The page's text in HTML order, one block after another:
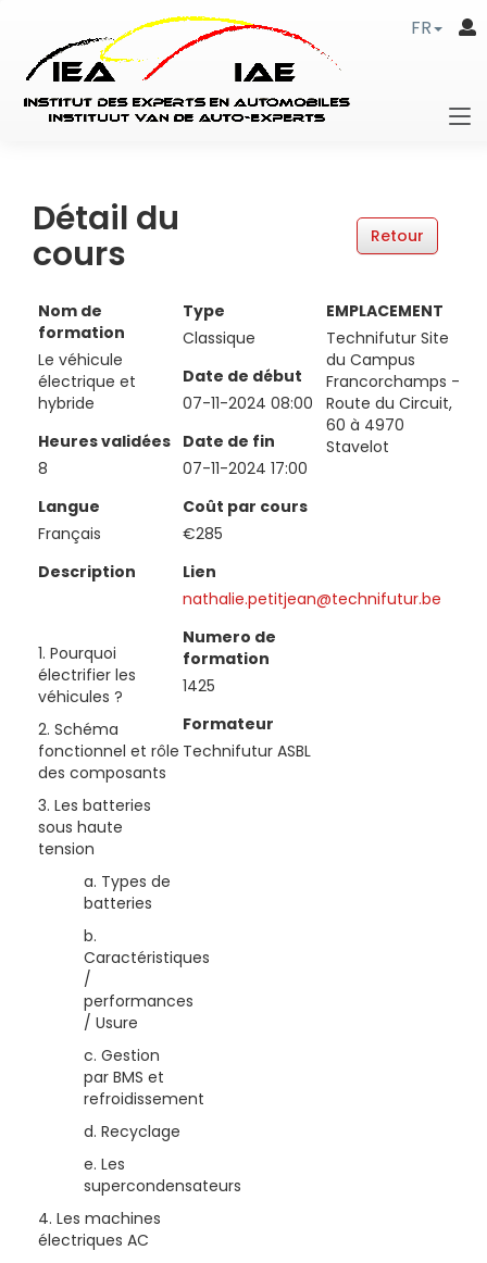
FR
Détail du
cours
Nom de
formation
Le véhicule
électrique et
hybride
Heures validées
8
Langue
Français
Description
1. Pourquoi
électrifier les
véhicules ?
2. Schéma
fonctionnel et rôle
des composants
3. Les batteries
sous haute
tension
a. Types de
batteries
b.
Caractéristiques
/
performances
/ Usure
c. Gestion
par BMS et
refroidissement
d. Recyclage
e. Les
supercondensateurs
4. Les machines
électriques AC
Type
Classique
Date de début
07-11-2024 08:00
Date de fin
07-11-2024 17:00
Coût par cours
€285
Lien
nathalie.petitjean@technifutur.be
Numero de
formation
1425
Formateur
Technifutur ASBL
EMPLACEMENT
Technifutur Site
du Campus
Francorchamps -
Route du Circuit,
60 à 4970
Stavelot